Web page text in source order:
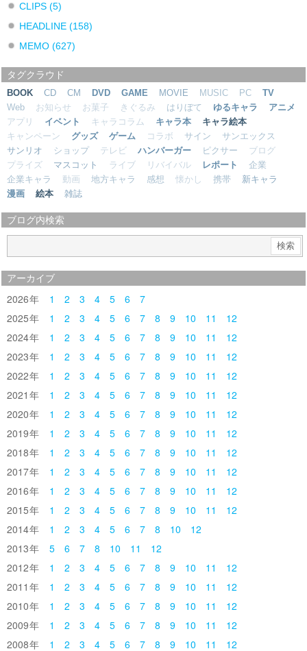
CLIPS(5)
HEADLINE(158)
MEMO(627)
タグクラウド
BOOK CD CM DVD GAME MOVIE MUSIC PC
TV
Web
お知らせ お菓子 きぐるみ はりぼて ゆるキャラ
アニメ
アプリ
イベント キャラコラム キャラ本
キャラ絵本
キャンペーン
グッズ ゲーム コラボ サイン
サンエックス
サンリオ
ショップ テレビ ハンバーガー ピクサー
ブログ
プライズ
マスコット ライブ リバイバル レポート
企業
企業キャラ
動画 地方キャラ 感想 懐かし 携帯
新キャラ
漫画
絵本 雑誌
ブログ内検索
アーカイブ
2026 1 2 3 4 5 6
7
2025
1 2 3 4 5 6 7 8 9 10 11
12
2024
1 2 3 4 5 6 7 8 9 10 11
12
2023
1 2 3 4 5 6 7 8 9 10 11
12
2022
1 2 3 4 5 6 7 8 9 10 11
12
2021
1 2 3 4 5 6 7 8 9 10 11
12
2020
1 2 3 4 5 6 7 8 9 10 11
12
2019
1 2 3 4 5 6 7 8 9 10 11
12
2018
1 2 3 4 5 6 7 8 9 10 11
12
2017
1 2 3 4 5 6 7 8 9 10 11
12
2016
1 2 3 4 5 6 7 8 9 10 11
12
2015
1 2 3 4 5 6 7 8 9 10 11
12
2014
1 2 3 4 5 6 7 8 10
12
2013
5 6 7 8 10 11
12
2012
1 2 3 4 5 6 7 8 9 10 11
12
2011
1 2 3 4 5 6 7 8 9 10 11
12
2010
1 2 3 4 5 6 7 8 9 10 11
12
2009
1 2 3 4 5 6 7 8 9 10 11
12
2008
1 2 3 4 5 6 7 8 9 10 11 12